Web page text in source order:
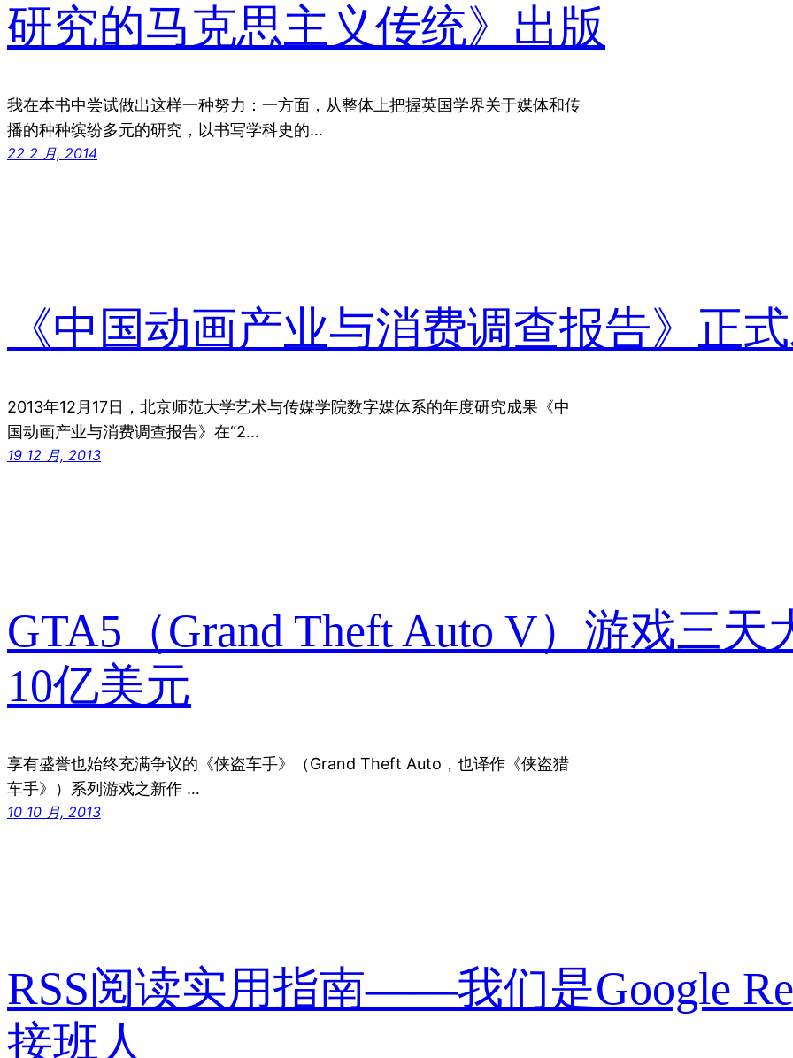
研究的马克思主义传统》出版
我在本书中尝试做出这样一种努力：一方面，从整体上把握英国学界关于媒体和传
播的种种缤纷多元的研究，以书写学科史的…
22 2 月, 2014
《中国动画产业与消费调查报告》正
2013年12月17日，北京师范大学艺术与传媒学院数字媒体系的年度研究成果《中
国动画产业与消费调查报告》在“2…
19 12 月, 2013
GTA5（Grand Theft Auto V）游戏三天
10亿美元
享有盛誉也始终充满争议的《侠盗车手》（Grand Theft Auto，也译作《侠盗猎
车手》）系列游戏之新作 …
10 10 月, 2013
RSS阅读实用指南——我们是Google
接班人